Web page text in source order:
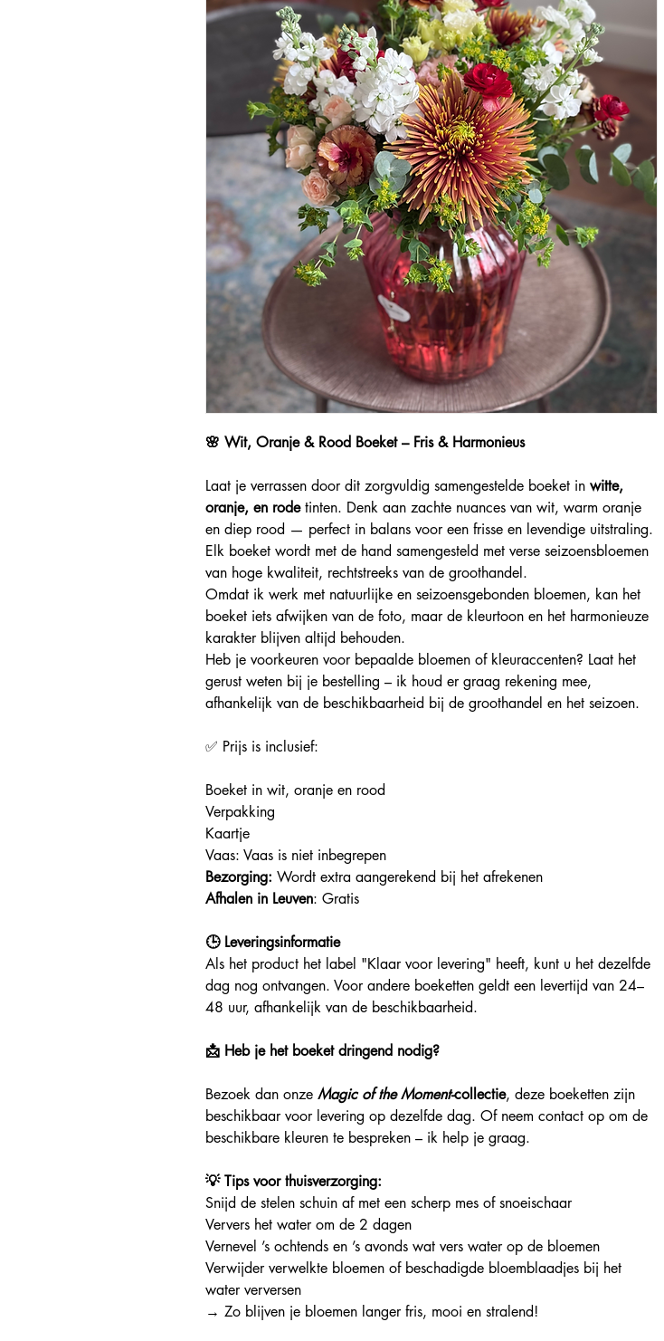
🌸 Wit, Oranje & Rood Boeket – Fris & Harmonieus
Laat je verrassen door dit zorgvuldig samengestelde boeket in witte,
oranje, en rodetinten. Denk aan zachte nuances van wit, warm oranje
en diep rood — perfect in balans voor een frisse en levendige uitstraling.
Elk boeket wordt met de hand samengesteld met verse seizoensbloemen
van hoge kwaliteit, rechtstreeks van de groothandel.
Omdat ik werk met natuurlijke en seizoensgebonden bloemen, kan het
boeket iets afwijken van de foto, maar de kleurtoon en het harmonieuze
karakter blijven altijd behouden.
Heb je voorkeuren voor bepaalde bloemen of kleuraccenten? Laat het
gerust weten bij je bestelling – ik houd er graag rekening mee,
afhankelijk van de beschikbaarheid bij de groothandel en het seizoen.
✅ Prijs is inclusief:
Boeket in wit, oranje en rood
Verpakking
Kaartje
Vaas: Vaas is niet inbegrepen
Bezorging: Wordt extra aangerekend bij het afrekenen
Afhalen in Leuven: Gratis
🕒 Leveringsinformatie
Als het product het label "Klaar voor levering" heeft, kunt u het dezelfde
dag nog ontvangen. Voor andere boeketten geldt een levertijd van 24–
48 uur, afhankelijk van de beschikbaarheid.
📩 Heb je het boeket dringend nodig?
Bezoek dan onze Magic of the Moment-collectie, deze boeketten zijn
beschikbaar voor levering op dezelfde dag. Of neem contact op om de
beschikbare kleuren te bespreken – ik help je graag.
💡 Tips voor thuisverzorging:
Snijd de stelen schuin af met een scherp mes of snoeischaar
Ververs het water om de 2 dagen
Vernevel ’s ochtends en ’s avonds wat vers water op de bloemen
Verwijder verwelkte bloemen of beschadigde bloemblaadjes bij het
water verversen
→ Zo blijven je bloemen langer fris, mooi en stralend!